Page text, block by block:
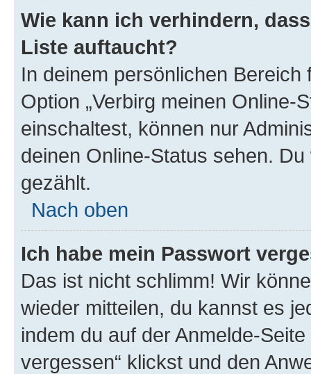
Wie kann ich verhindern,
Liste auftaucht?
In deinem persönlichen
Option „Verbirg meinen Online-
einschaltest, können nur
deinen Online-Status sehen.
gezählt.
Nach oben
Ich habe mein Passwort
Das ist nicht schlimm! Wir
wieder mitteilen, du kannst es
indem du auf der Anmelde-
vergessen“ klickst und den